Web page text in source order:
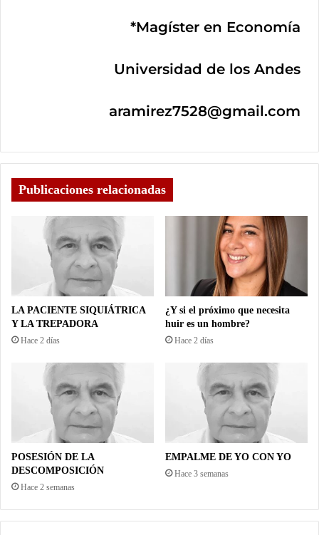
*Magíster en Economía
Universidad de los Andes
aramirez7528@gmail.com
Publicaciones relacionadas
LA PACIENTE SIQUIÁTRICA
Y LA TREPADORA
Hace 2 días
¿Y si el próximo que necesita
huir es un hombre?
Hace 2 días
POSESIÓN DE LA
DESCOMPOSICIÓN
Hace 2 semanas
EMPALME DE YO CON YO
Hace 3 semanas